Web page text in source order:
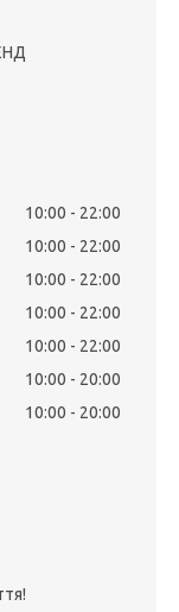
10:00
22:00
10:00
22:00
10:00
22:00
10:00
22:00
10:00
22:00
10:00
20:00
10:00 20:00